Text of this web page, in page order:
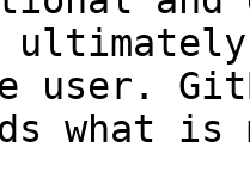
user.
what